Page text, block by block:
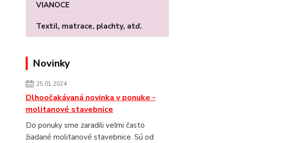
VIANOCE
Textil, matrace, plachty, atď.
Novinky
25.01.2024
Dlhoočakávaná novinka v ponuke -
molitanové stavebnice
Do ponuky sme zaradili veľmi často
žiadané molitanové stavebnice. Sú od